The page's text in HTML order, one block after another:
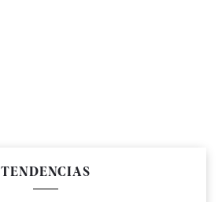
TENDENCIAS